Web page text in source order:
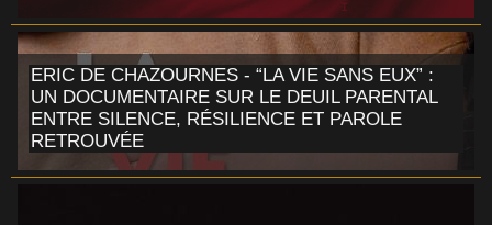
ERIC DE CHAZOURNES - “LA VIE SANS EUX” :
UN DOCUMENTAIRE SUR LE DEUIL PARENTAL
ENTRE SILENCE, RÉSILIENCE ET PAROLE
RETROUVÉE